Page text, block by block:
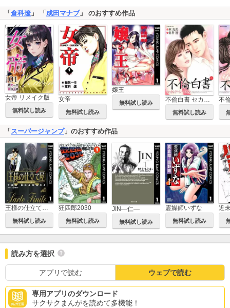
「 倉科遼 」 「 成田マナブ」 のおすすめ作品
女帝 リメイク版
無料試し読み
女帝
無料試し読み
嬢王
無料試し読み 不倫白書 セカンドシーズン
無料試し読み
不
「 スーパージャンプ」のおすすめ作品
無料試し読み
狂四郎2030
無料試し読み
JIN―仁―
無料試し読み
霊媒師いずな
無料試し読み
読み方を選択
アプリで読む ウェブで読む
専用アプリのダウンロード
サクサクまんがを読めて多機能！